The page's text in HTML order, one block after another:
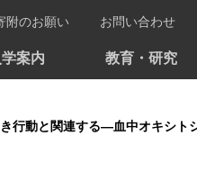
学案内 教育・研究
附のお願い お問い合わせ
る―血中オキシトシン濃度の上昇を伴